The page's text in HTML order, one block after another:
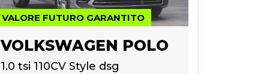
VALORE FUTURO GARANTITO
VOLKSWAGEN POLO
1.0 tsi 110CV Style dsg